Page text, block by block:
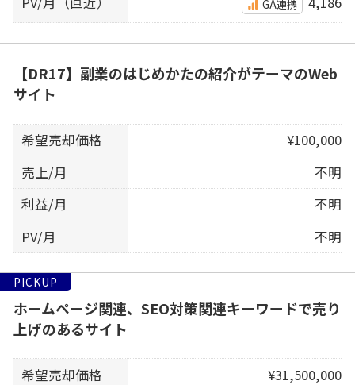
GA連携
【DR17】副業のはじめかたの紹介がテーマのWeb
サイト
希望売却価格
¥100,000
売上/月
不明
利益/月
不明
PV/月
不明
PICKUP
ホームページ関連、SEO対策関連キーワードで売り
上げのあるサイト
希望売却価格
¥31,500,000